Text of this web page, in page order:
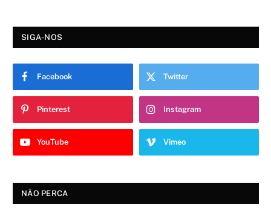
SIGA-NOS
Facebook Twitter
Pinterest Instagram
YouTube Vimeo
NÃO PERCA